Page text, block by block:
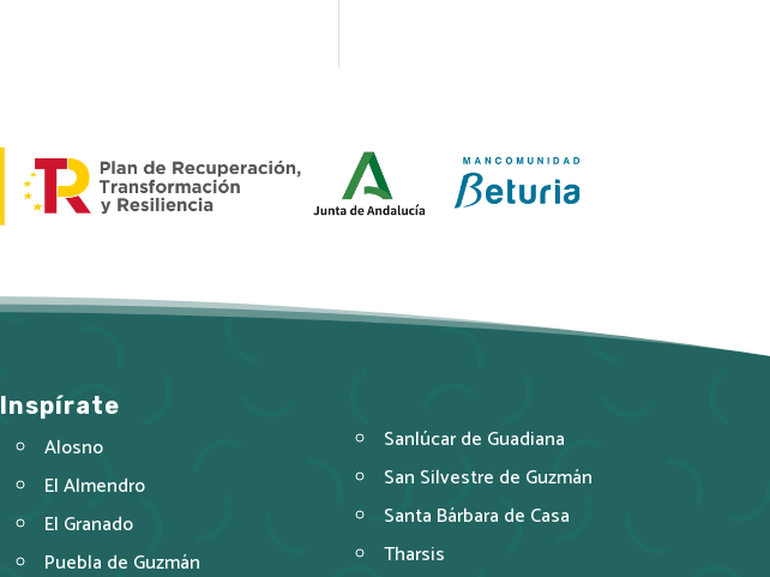
Inspírate
Alosno
El Almendro
El Granado
Puebla de Guzmán
Sanlúcar de Guadiana
San Silvestre de Guzmán
Santa Bárbara de Casa
Tharsis